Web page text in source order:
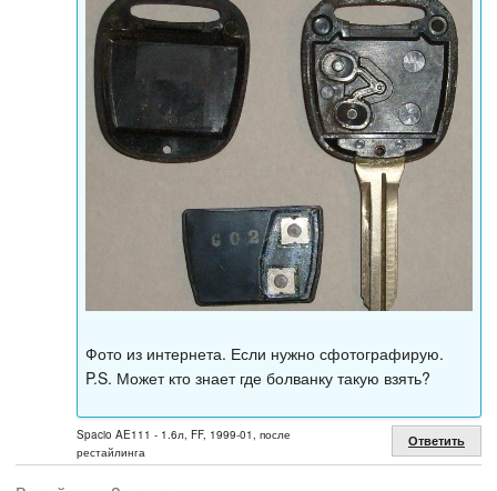
Фото из интернета. Если нужно сфотографирую.
P.S. Может кто знает где болванку такую взять?
Spacio AE111 - 1.6л, FF, 1999-01, после
рестайлинга
Ответить